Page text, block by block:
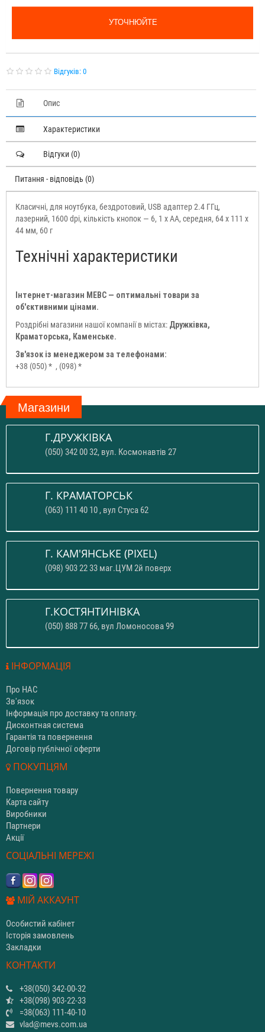
УТОЧНЮЙТЕ
Відгуків: 0
Опис
Характеристики
Відгуки (0)
Питання - відповідь (0)
Класичні, для ноутбука, бездротовий, USB адаптер 2.4 ГГц,
лазерний, 1600 dpi, кількість кнопок — 6, 1 х AA, середня, 64 x 111 x
44 мм, 60 г
Технічні характеристики
Інтернет-магазин МЕВС — оптимальні товари за
об'єктивними цінами.
Роздрібні магазини нашої компанії в містах: Дружківка,
Краматорська, Каменське.
Зв'язок із менеджером за телефонами:
+38 (050) * , (098) *
Магазини
Г.ДРУЖКІВКА
(050) 342 00 32, вул. Космонавтів 27
Г. КРАМАТОРСЬК
(063) 111 40 10 , вул Стуса 62
Г. КАМ'ЯНСЬКЕ (PIXEL)
(098) 903 22 33 маг.ЦУМ 2й поверх
Г.КОСТЯНТИНІВКА
(050) 888 77 66, вул Ломоносова 99
ІНФОРМАЦІЯ
Про НАС
Зв'язок
Інформація про доставку та оплату.
Дисконтная система
Гарантія та повернення
Договір публічної оферти
ПОКУПЦЯМ
Повернення товару
Карта сайту
Виробники
Партнери
Акції
СОЦІАЛЬНІ МЕРЕЖІ
МІЙ АККАУНТ
Особистий кабінет
Історія замовлень
Закладки
КОНТАКТИ
+38(050) 342-00-32
+38(098) 903-22-33
=38(063) 111-40-10
vlad@mevs.com.ua